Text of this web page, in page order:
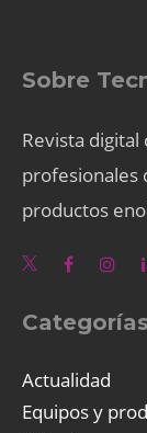
Sobre
Revista
profesionales
productos
Categorías
Actualidad
Equipos y